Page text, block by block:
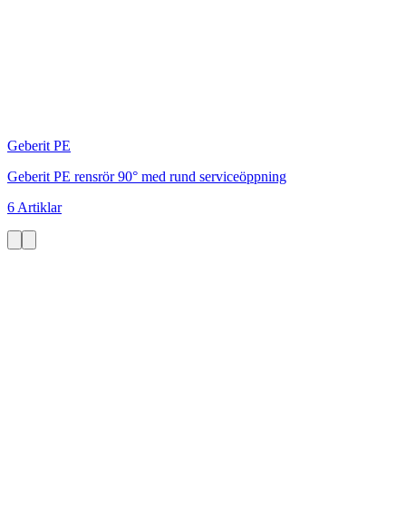
Geberit PE
Geberit PE rensrör 90° med rund serviceöppning
6 Artiklar